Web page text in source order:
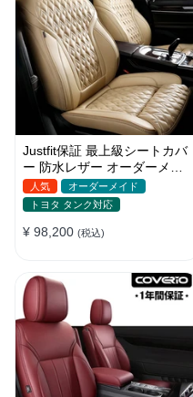
Justfit保証 最上級シートカバ
ー 防水レザー オーダーメイ
ド 6色 おしゃれ 全席セット
人気
オーダーメイド
トヨタ タンク対応
¥ 98,200 (税込)